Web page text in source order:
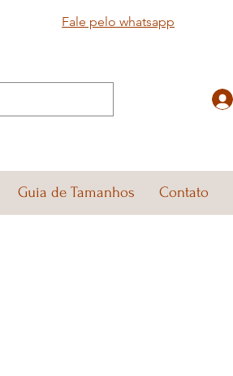
Fale pelo whatsapp
Guia de Tamanhos Contato